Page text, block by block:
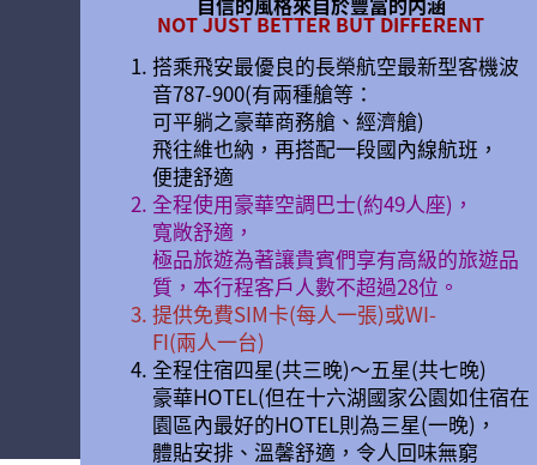
NOT JUST BETTER BUT DIFFERENT
搭乘飛安最優良的長榮航空最新型客機波
音787-900(有兩種艙等：
可平躺之豪華商務艙、經濟艙)
飛往維也納，再搭配一段國內線航班，
便捷舒適
全程使用豪華空調巴士(約49人座)，
寬敞舒適，
極品旅遊為著讓貴賓們享有高級的旅遊品
質，本行程客戶人數不超過28位。
提供免費SIM卡(每人一張)或WI-
FI(兩人一台)
全程住宿四星(共三晚)〜五星(共七晚)
豪華HOTEL(但在十六湖國家公園如住宿在
園區內最好的HOTEL則為三星(一晚)，
體貼安排、溫馨舒適，令人回味無窮